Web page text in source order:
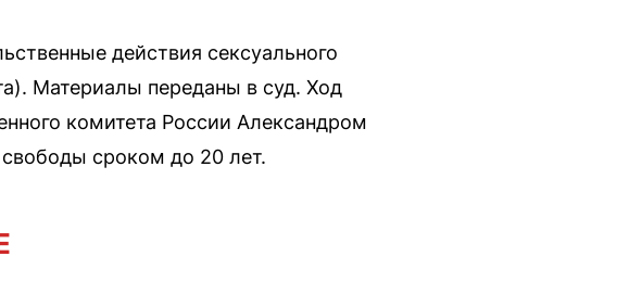
действия сексуального
Материалы переданы в суд. Ход
комитета России Александром
сроком до 20 лет.